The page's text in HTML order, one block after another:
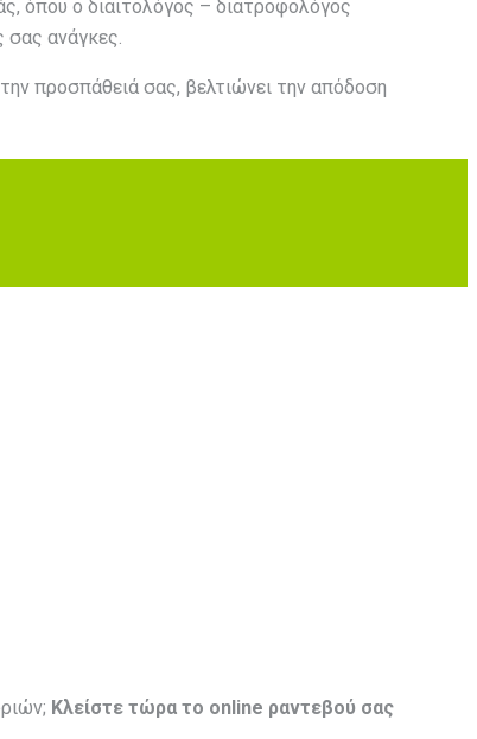
όπου ο διαιτολόγος – διατροφολόγος
σας ανάγκες.
προσπάθειά σας, βελτιώνει την απόδοση
Κλείστε τώρα το online ραντεβού σας